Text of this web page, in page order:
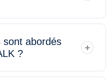
sont abordés
?